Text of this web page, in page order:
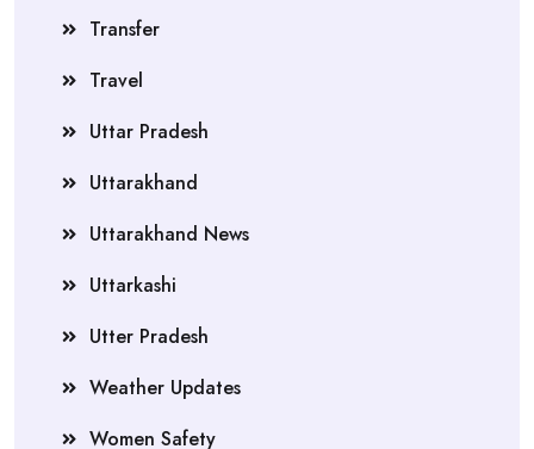
Transfer
Travel
Uttar Pradesh
Uttarakhand
Uttarakhand News
Uttarkashi
Utter Pradesh
Weather Updates
Women Safety